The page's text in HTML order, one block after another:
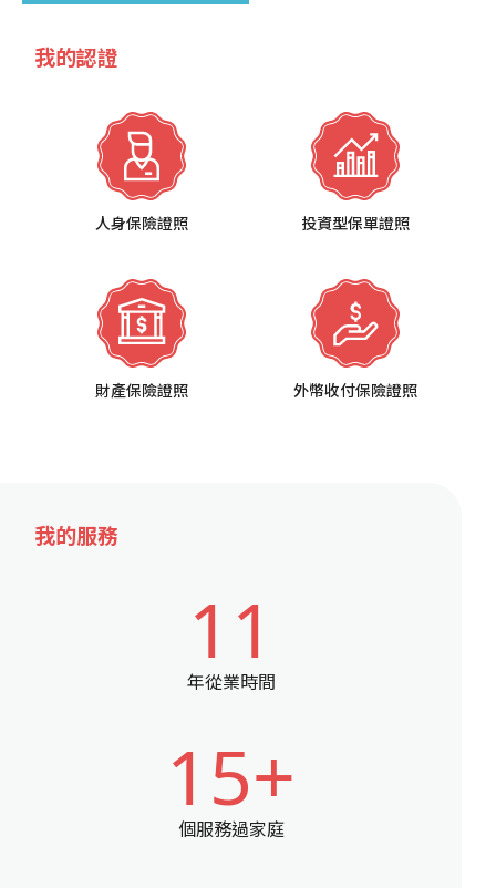
我的認證
人身保險證照 投資型保單證照
財產保險證照 外幣收付保險證照
我的服務
11
年從業時間
15+
個服務過家庭